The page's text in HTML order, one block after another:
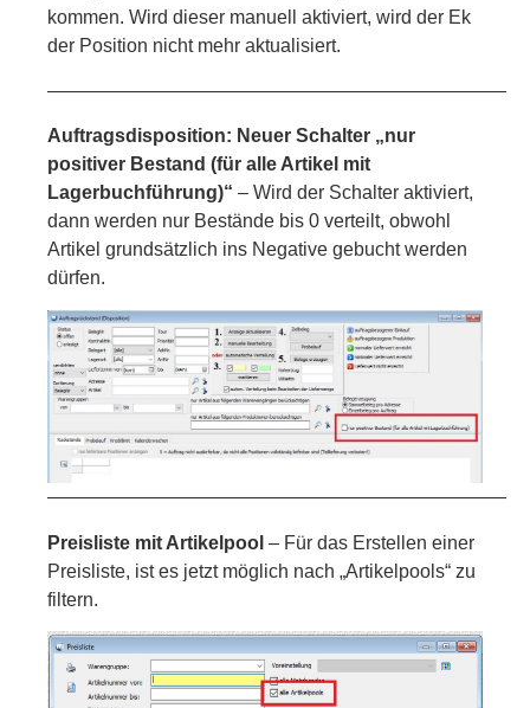
kommen. Wird dieser manuell aktiviert, wird der Ek
der Position nicht mehr aktualisiert.
Auftragsdisposition: Neuer Schalter „nur
positiver Bestand (für alle Artikel mit
Lagerbuchführung)“ – Wird der Schalter aktiviert,
dann werden nur Bestände bis 0 verteilt, obwohl
Artikel grundsätzlich ins Negative gebucht werden
dürfen.
Preisliste mit Artikelpool – Für das Erstellen einer
Preisliste, ist es jetzt möglich nach „Artikelpools“ zu
filtern.